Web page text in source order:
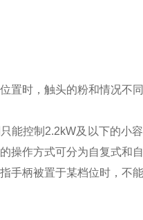
置时，触头的粉和情况不
能控制2.2kW及以下的小
操作方式可分为自复式和
手柄被置于某档位时，不